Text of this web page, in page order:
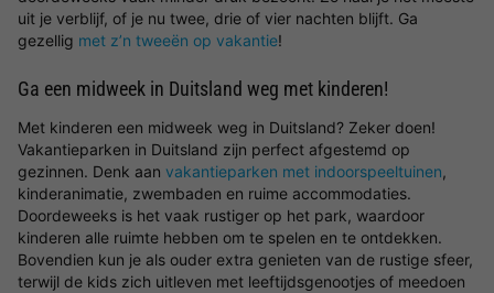
uit je verblijf, of je nu twee, drie of vier nachten blijft. Ga
gezellig met z’n tweeën op vakantie!
Ga een midweek in Duitsland weg met kinderen!
Met kinderen een midweek weg in Duitsland? Zeker doen!
Vakantieparken in Duitsland zijn perfect afgestemd op
gezinnen. Denk aan vakantieparken met indoorspeeltuinen,
kinderanimatie, zwembaden en ruime accommodaties.
Doordeweeks is het vaak rustiger op het park, waardoor
kinderen alle ruimte hebben om te spelen en te ontdekken.
Bovendien kun je als ouder extra genieten van de rustige sfeer,
terwijl de kids zich uitleven met leeftijdsgenootjes of meedoen